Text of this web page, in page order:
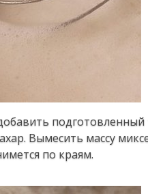
Вымесить массу
по краям.